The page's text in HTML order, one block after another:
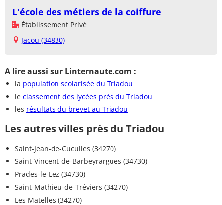
L'école des métiers de la coiffure
Établissement Privé
Jacou (34830)
A lire aussi sur Linternaute.com :
la population scolarisée du Triadou
le classement des lycées près du Triadou
les résultats du brevet au Triadou
Les autres villes près du Triadou
Saint-Jean-de-Cuculles (34270)
Saint-Vincent-de-Barbeyrargues (34730)
Prades-le-Lez (34730)
Saint-Mathieu-de-Tréviers (34270)
Les Matelles (34270)